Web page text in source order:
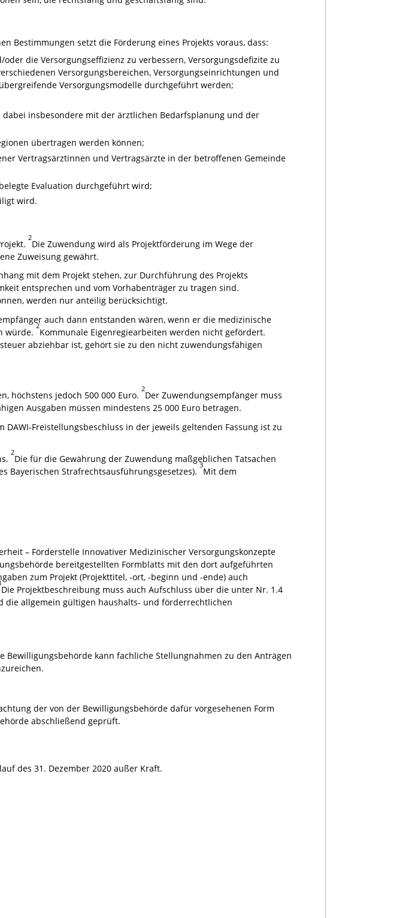
Bestimmungen setzt die Förderung eines Projekts voraus, dass:
die Versorgungseffizienz zu verbessern, Versorgungsdefizite zu
Versorgungsbereichen, Versorgungseinrichtungen und
Versorgungsmodelle durchgeführt werden;
insbesondere mit der ärztlichen Bedarfsplanung und der
übertragen werden können;
Vertragsärztinnen und Vertragsärzte in der betroffenen Gemeinde
Evaluation durchgeführt wird;
wird.
2
Die Zuwendung wird als Projektförderung im Wege der
Zuweisung gewährt.
mit dem Projekt stehen, zur Durchführung des Projekts
entsprechen und vom Vorhabenträger zu tragen sind.
werden nur anteilig berücksichtigt.
auch dann entstanden wären, wenn er die medizinische
würde.
2
Kommunale Eigenregiearbeiten werden nicht gefördert.
abziehbar ist, gehört sie zu den nicht zuwendungsfähigen
höchstens jedoch 500 000 Euro.
2
Der Zuwendungsempfänger muss
Ausgaben müssen mindestens 25 000 Euro betragen.
Freistellungsbeschluss in der jeweils geltenden Fassung ist zu
2
Die für die Gewährung der Zuwendung maßgeblichen Tatsachen
Bayerischen Strafrechtsausführungsgesetzes).
3
Mit dem
– Förderstelle Innovativer Medizinischer Versorgungskonzepte
bereitgestellten Formblatts mit den dort aufgeführten
zum Projekt (Projekttitel, -ort, -beginn und -ende) auch
Die Projektbeschreibung muss auch Aufschluss über die unter Nr. 1.4
die allgemein gültigen haushalts- und förderrechtlichen
Bewilligungsbehörde kann fachliche Stellungnahmen zu den Anträgen
der von der Bewilligungsbehörde dafür vorgesehenen Form
abschließend geprüft.
des 31. Dezember 2020 außer Kraft.